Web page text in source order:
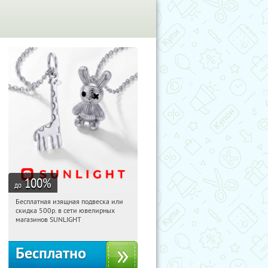
до 100%
06:44:58 Получили:
Россия
Бесплатная изящная подвеска или
скидка 500р. в сети ювелирных
магазинов SUNLIGHT
Бесплатно